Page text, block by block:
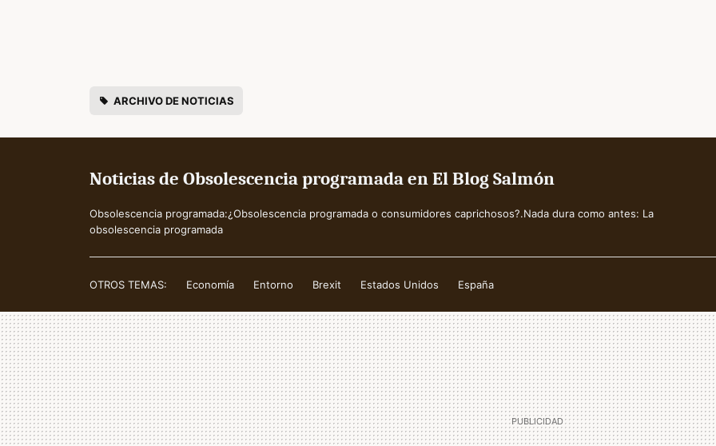
ARCHIVO DE NOTICIAS
Noticias de Obsolescencia programada en El Blog Salmón
Obsolescencia programada:¿Obsolescencia programada o consumidores caprichosos?.Nada dura como antes: La
obsolescencia programada
OTROS TEMAS: Economía Entorno Brexit Estados Unidos España